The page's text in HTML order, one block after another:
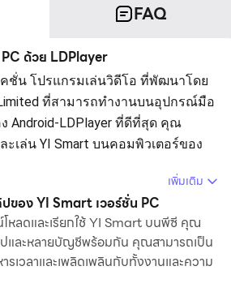
FAQ
ด้วย LDPlayer
คชั่น โปรแกรมเล่นวิดีโอ ที่พัฒนาโดย
Limited ที่สามารถทำงานบนอุปกรณ์มือ
Android-LDPlayer ที่ดีที่สุด คุณ
เล่น YI Smart บนคอมพิวเตอร์ของ
มพิวเตอร์ คุณสามารถเรียกดูได้อย่าง
ใหญ่ และการควบคุมแอปพลิเคชัน
นั้นเร็วกว่าการใช้แป้นพิมพ์หน้าจอ
ต้องกังวลกับพลังของอุปกรณ์ของคุณ
เพิ่มเติม
ของ YI Smart เวอร์ชั่น PC
หลดและเรียกใช้ YI Smart บนพีซี คุณ
ปและหลายบัญชีพร้อมกัน คุณสามารถเป็น
เวลาและเพลิดเพลินกับทั้งงานและความ